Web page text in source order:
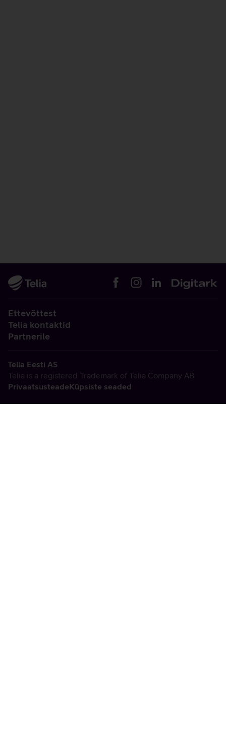
Ettevõttest
Telia kontaktid
Partnerile
Telia Eesti AS
Telia is a registered Trademark of Telia Company AB
PrivaatsusteadeKüpsiste seaded